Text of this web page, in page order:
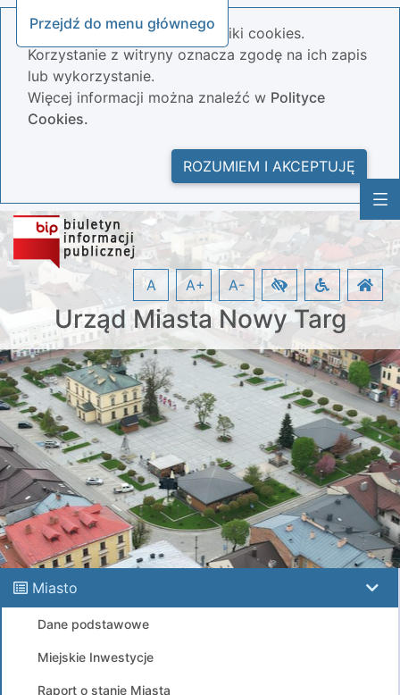
Przejdź do menu głównego
Nasza strona wykorzystuje pliki cookies.
Korzystanie z witryny oznacza zgodę na ich zapis
lub wykorzystanie.
Więcej informacji można znaleźć w Polityce
Cookies.
ROZUMIEM I AKCEPTUJĘ
Urząd Miasta Nowy Targ
A A+ A-
Miasto
Dane podstawowe
Miejskie Inwestycje
Raport o stanie Miasta